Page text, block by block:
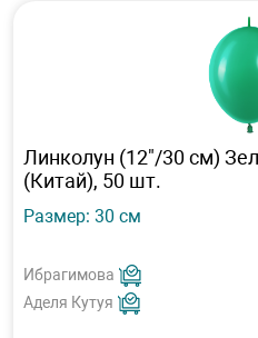
Линколун (12"/30 см)
(Китай), 50 шт.
Размер: 30 см
Ибрагимова
Аделя Кутуя